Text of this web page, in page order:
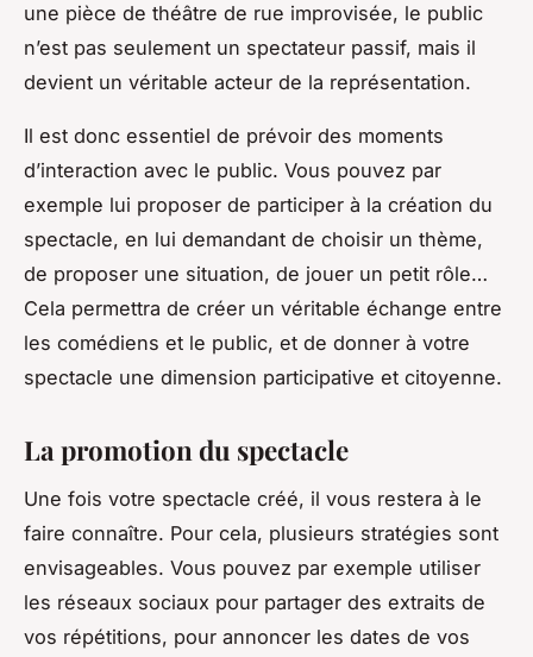
une pièce de théâtre de rue improvisée, le public
n’est pas seulement un spectateur passif, mais il
devient un véritable acteur de la représentation.
Il est donc essentiel de prévoir des moments
d’interaction avec le public. Vous pouvez par
exemple lui proposer de participer à la création du
spectacle, en lui demandant de choisir un thème,
de proposer une situation, de jouer un petit rôle…
Cela permettra de créer un véritable échange entre
les comédiens et le public, et de donner à votre
spectacle une dimension participative et citoyenne.
La promotion du spectacle
Une fois votre spectacle créé, il vous restera à le
faire connaître. Pour cela, plusieurs stratégies sont
envisageables. Vous pouvez par exemple utiliser
les réseaux sociaux pour partager des extraits de
vos répétitions, pour annoncer les dates de vos